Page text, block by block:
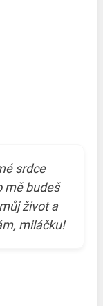
srdce
mě budeš
život a
miláčku!